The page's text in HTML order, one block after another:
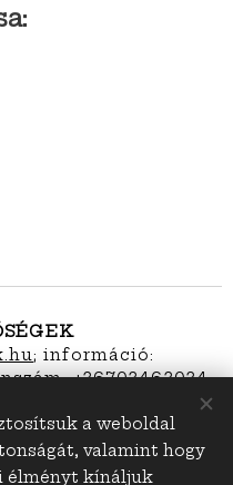
; információ:
+36703463034
Sütik
a weboldal
valamint hogy
élményt kínáljuk